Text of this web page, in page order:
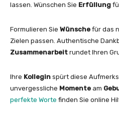
lassen. Wünschen Sie Erfüllung
Formulieren Sie Wünsche für das
Zielen passen. Authentische
Zusammenarbeit rundet Ihren
Ihre Kollegin spürt diese
unvergessliche Momente am
perfekte Worte finden Sie online